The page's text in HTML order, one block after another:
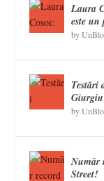
Laura
este
by
Testări
by
Număr
Street!